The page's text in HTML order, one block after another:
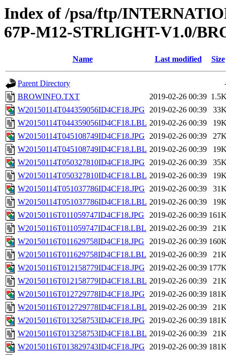
Index of /psa/ftp/
67P-M12-STRLIGHT-V1.0/
Name Last modified Size
Parent Directory
BROWINFO.TXT
2019-02-26 00:39
W20150114T044359056ID4CF18.JPG 2019-02-26 00:39
W20150114T044359056ID4CF18.LBL 2019-02-26 00:39
W20150114T045108749ID4CF18.JPG 2019-02-26 00:39
W20150114T045108749ID4CF18.LBL 2019-02-26 00:39
W20150114T050327810ID4CF18.JPG 2019-02-26 00:39
W20150114T050327810ID4CF18.LBL 2019-02-26 00:39
W20150114T051037786ID4CF18.JPG 2019-02-26 00:39
W20150114T051037786ID4CF18.LBL 2019-02-26 00:39
W20150116T011059747ID4CF18.JPG
2019-02-26 00:39
W20150116T011059747ID4CF18.LBL 2019-02-26 00:39
W20150116T011629758ID4CF18.JPG
2019-02-26 00:39
W20150116T011629758ID4CF18.LBL 2019-02-26 00:39
W20150116T012158779ID4CF18.JPG 2019-02-26 00:39
W20150116T012158779ID4CF18.LBL 2019-02-26 00:39
W20150116T012729778ID4CF18.JPG 2019-02-26 00:39
W20150116T012729778ID4CF18.LBL 2019-02-26 00:39
W20150116T013258753ID4CF18.JPG 2019-02-26 00:39
W20150116T013258753ID4CF18.LBL 2019-02-26 00:39
W20150116T013829743ID4CF18.JPG 2019-02-26 00:39